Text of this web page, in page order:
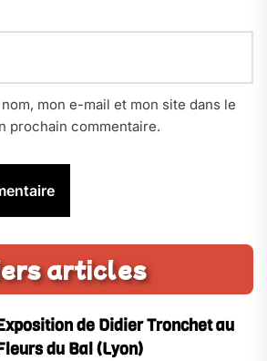
mon e-mail et mon site dans le
prochain commentaire.
articles
de Didier Tronchet au
du Bal (Lyon)